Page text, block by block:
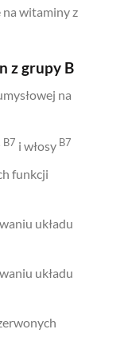
witaminy z
z grupy B
na
B7 i włosy B7
funkcji
układu
układu